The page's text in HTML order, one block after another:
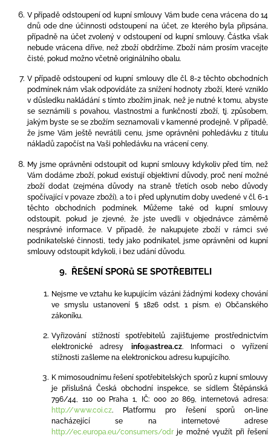
V případě odstoupení od kupní smlouvy Vám bude cena vrácena do 14
dnů ode dne účinnosti odstoupení na účet, ze kterého byla připsána,
případně na účet zvolený v odstoupení od kupní smlouvy. Částka však
nebude vrácena dříve, než zboží obdržíme. Zboží nám prosím vracejte
čisté, pokud možno včetně originálního obalu.
V případě odstoupení od kupní smlouvy dle čl.8-2 těchto obchodních
podmínek nám však odpovídáte za snížení hodnoty zboží, které vzniklo
v důsledku nakládání s tímto zbožím jinak, než je nutné k tomu, abyste
se seznámili s povahou, vlastnostmi a funkčností zboží, tj. způsobem,
jakým byste se se zbožím seznamovali v kamenné prodejně. V případě,
že jsme Vám ještě nevrátili cenu, jsme oprávněni pohledávku z titulu
nákladů započíst na Vaši pohledávku na vrácení ceny.
My jsme oprávněni odstoupit od kupní smlouvy kdykoliv před tím, než
Vám dodáme zboží, pokud existují objektivní důvody, proč není možné
zboží dodat (zejména důvody na straně třetích osob nebo důvody
spočívající v povaze zboží), a to i před uplynutím doby uvedené v čl. 6-1
těchto obchodních podmínek. Můžeme také od kupní smlouvy
odstoupit, pokud je zjevné, že jste uvedli v objednávce záměrně
nesprávné informace. V případě, že nakupujete zboží v rámci své
podnikatelské činnosti, tedy jako podnikatel, jsme oprávněni od kupní
smlouvy odstoupit kdykoli, i bez udání důvodu.
9. ŘEŠENÍ SPORů SE SPOTŘEBITELI
Nejsme ve vztahu ke kupujícím vázáni žádnými kodexy chování
ve smyslu ustanovení § 1826 odst. 1 písm. e) Občanského
zákoníku.
Vyřizování stížností spotřebitelů zajišťujeme prostřednictvím
elektronické adresy info@astrea.cz.Informaci o vyřízení
stížnosti zašleme na elektronickou adresu kupujícího.
K mimosoudnímu řešení spotřebitelských sporů z kupní smlouvy
je příslušná Česká obchodní inspekce, se sídlem Štěpánská
796/44, 110 00 Praha 1, IČ: 000 20 869, internetová adresa:
http://www.coi.cz. Platformu pro řešení sporů on-line
nacházející se na internetové adrese
http://ec.europa.eu/consumers/odrje možné využít při řešení